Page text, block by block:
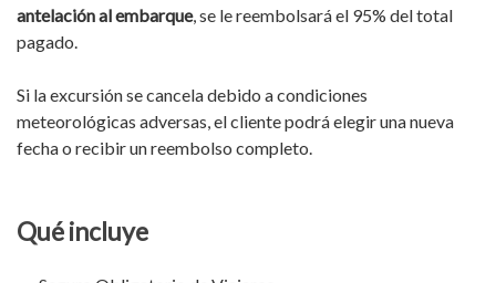
antelación al embarque, se le reembolsará el 95% del total
pagado.
Si la excursión se cancela debido a condiciones
meteorológicas adversas, el cliente podrá elegir una nueva
fecha o recibir un reembolso completo.
Qué incluye